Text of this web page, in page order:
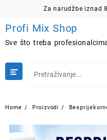
content
Za narudžbe iznad
Profi Mix Shop
Sve što treba
Home Proizvodi